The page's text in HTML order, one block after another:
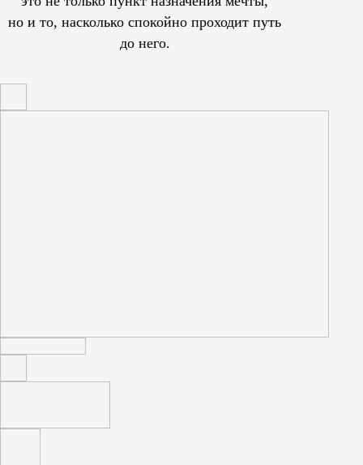
но и то, насколько спокойно проходит путь
до него.